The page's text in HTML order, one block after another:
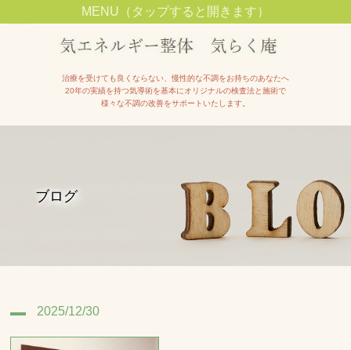
治療を受けても良くならない、慢性的な不調をお持ちのあなたへ
20年の実績を持つ気導術を基本にオリジナルの検査法と施術で
様々な不調の改善をサポートいたします。
ブログ
2025/12/30
MENU（タップすると開きます）